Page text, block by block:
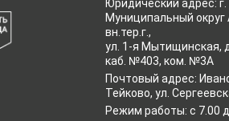
Юридический адрес:
Муниципальный округ
вн.тер.г.,
ул. 1-я Мытищинская,
каб. №403, ком. №3А
Почтовый адрес:
Тейково, ул.
Режим работы: с 7.00